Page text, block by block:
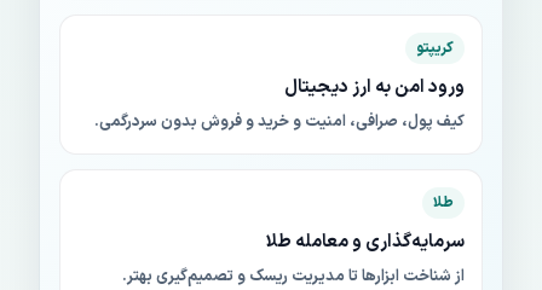
کریپتو
ورود امن به ارز دیجیتال
کیف پول، صرافی، امنیت و خرید و فروش بدون سردرگمی.
طلا
سرمایه‌گذاری و معامله طلا
از شناخت ابزارها تا مدیریت ریسک و تصمیم‌گیری بهتر.